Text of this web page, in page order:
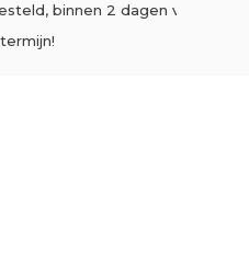
binnen 2 dagen verzonden